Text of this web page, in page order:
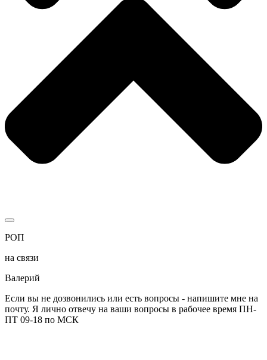
РОП
на связи
Валерий
Если вы не дозвонились или есть вопросы - напишите мне на
почту. Я лично отвечу на ваши вопросы в рабочее время ПН-
ПТ 09-18 по МСК